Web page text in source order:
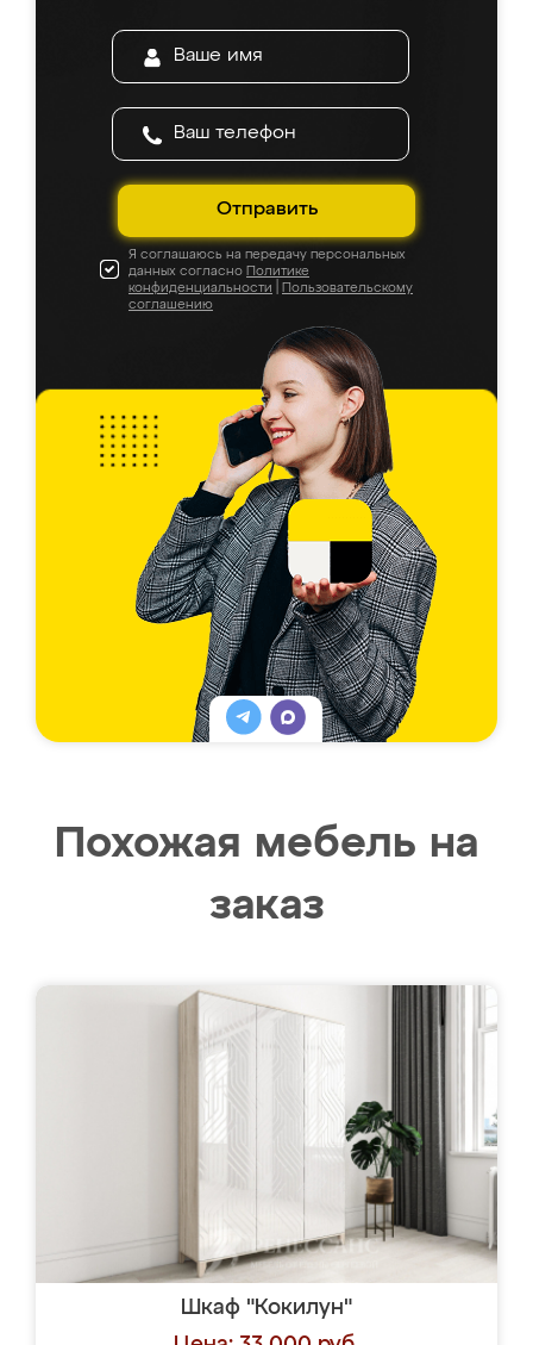
Отправить
Я соглашаюсь на передачу персональных
данных согласно Политике
конфиденциальности
Пользовательскому
соглашению
Похожая мебель на
заказ
Шкаф "Кокилун"